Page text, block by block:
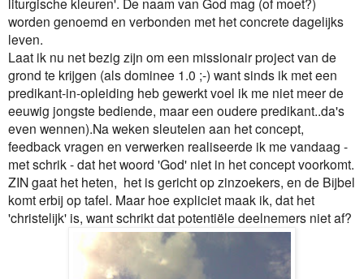
worden genoemd en verbonden met het concrete dagelijks
leven.
Laat ik nu net bezig zijn om een missionair project van de
grond te krijgen (als dominee 1.0 ;-) want sinds ik met een
predikant-in-opleiding heb gewerkt voel ik me niet meer de
eeuwig jongste bediende, maar een oudere predikant..da's
even wennen).Na weken sleutelen aan het concept,
feedback vragen en verwerken realiseerde ik me vandaag -
met schrik - dat het woord 'God' niet in het concept voorkomt.
ZIN gaat het heten, het is gericht op zinzoekers, en de Bijbel
komt erbij op tafel. Maar hoe expliciet maak ik, dat het
'christelijk' is, want schrikt dat potentiële deelnemers niet af?